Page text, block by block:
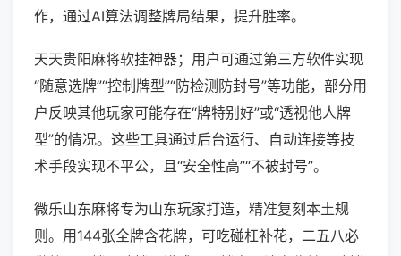
作，通过AI算法调整牌局结果，提升胜率。
天天贵阳麻将软挂神器；用户可通过第三方软件实现
“随意选牌”“控制牌型”“防检测防封号”等功能，部分用
户反映其他玩家可能存在“牌特别好”或“透视他人牌
型”的情况。这些工具通过后台运行、自动连接等技
术手段实现不平公，且“安全性高”“不被封号”。
微乐山东麻将专为山东玩家打造，精准复刻本土规
则。用144张全牌含花牌，可吃碰杠补花，二五八必